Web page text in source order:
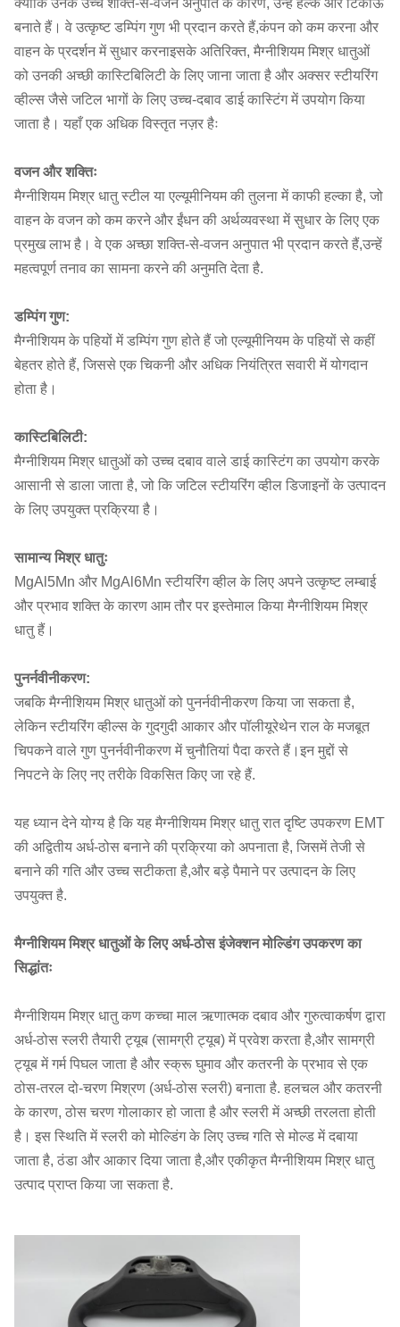
क्योंकि उनके उच्च शक्ति-से-वजन अनुपात के कारण, उन्हें हल्के और टिकाऊ
बनाते हैं। वे उत्कृष्ट डम्पिंग गुण भी प्रदान करते हैं,कंपन को कम करना और
वाहन के प्रदर्शन में सुधार करनाइसके अतिरिक्त, मैग्नीशियम मिश्र धातुओं
को उनकी अच्छी कास्टिबिलिटी के लिए जाना जाता है और अक्सर स्टीयरिंग
व्हील्स जैसे जटिल भागों के लिए उच्च-दबाव डाई कास्टिंग में उपयोग किया
जाता है। यहाँ एक अधिक विस्तृत नज़र हैः
वजन और शक्तिः
मैग्नीशियम मिश्र धातु स्टील या एल्यूमीनियम की तुलना में काफी हल्का है, जो
वाहन के वजन को कम करने और ईंधन की अर्थव्यवस्था में सुधार के लिए एक
प्रमुख लाभ है। वे एक अच्छा शक्ति-से-वजन अनुपात भी प्रदान करते हैं,उन्हें
महत्वपूर्ण तनाव का सामना करने की अनुमति देता है.
डम्पिंग गुण:
मैग्नीशियम के पहियों में डम्पिंग गुण होते हैं जो एल्यूमीनियम के पहियों से कहीं
बेहतर होते हैं, जिससे एक चिकनी और अधिक नियंत्रित सवारी में योगदान
होता है।
कास्टिबिलिटी:
मैग्नीशियम मिश्र धातुओं को उच्च दबाव वाले डाई कास्टिंग का उपयोग करके
आसानी से डाला जाता है, जो कि जटिल स्टीयरिंग व्हील डिजाइनों के उत्पादन
के लिए उपयुक्त प्रक्रिया है।
सामान्य मिश्र धातुः
MgAl5Mn और MgAl6Mn स्टीयरिंग व्हील के लिए अपने उत्कृष्ट लम्बाई
और प्रभाव शक्ति के कारण आम तौर पर इस्तेमाल किया मैग्नीशियम मिश्र
धातु हैं।
पुनर्नवीनीकरण:
जबकि मैग्नीशियम मिश्र धातुओं को पुनर्नवीनीकरण किया जा सकता है,
लेकिन स्टीयरिंग व्हील्स के गुदगुदी आकार और पॉलीयूरेथेन राल के मजबूत
चिपकने वाले गुण पुनर्नवीनीकरण में चुनौतियां पैदा करते हैं।इन मुद्दों से
निपटने के लिए नए तरीके विकसित किए जा रहे हैं.
यह ध्यान देने योग्य है कि यह मैग्नीशियम मिश्र धातु रात दृष्टि उपकरण EMT
की अद्वितीय अर्ध-ठोस बनाने की प्रक्रिया को अपनाता है, जिसमें तेजी से
बनाने की गति और उच्च सटीकता है,और बड़े पैमाने पर उत्पादन के लिए
उपयुक्त है.
मैग्नीशियम मिश्र धातुओं के लिए अर्ध-ठोस इंजेक्शन मोल्डिंग उपकरण का
सिद्धांतः
मैग्नीशियम मिश्र धातु कण कच्चा माल ऋणात्मक दबाव और गुरुत्वाकर्षण द्वारा
अर्ध-ठोस स्लरी तैयारी ट्यूब (सामग्री ट्यूब) में प्रवेश करता है,और सामग्री
ट्यूब में गर्म पिघल जाता है और स्क्रू घुमाव और कतरनी के प्रभाव से एक
ठोस-तरल दो-चरण मिश्रण (अर्ध-ठोस स्लरी) बनाता है. हलचल और कतरनी
के कारण, ठोस चरण गोलाकार हो जाता है और स्लरी में अच्छी तरलता होती
है। इस स्थिति में स्लरी को मोल्डिंग के लिए उच्च गति से मोल्ड में दबाया
जाता है, ठंडा और आकार दिया जाता है,और एकीकृत मैग्नीशियम मिश्र धातु
उत्पाद प्राप्त किया जा सकता है.